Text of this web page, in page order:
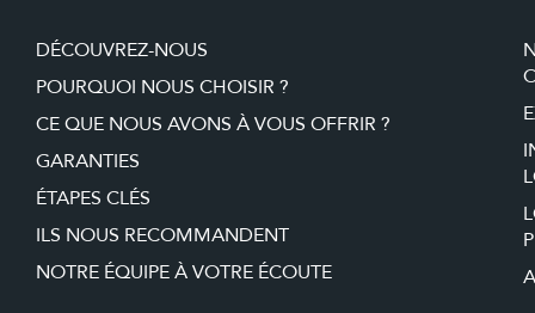
DÉCOUVREZ-NOUS
POURQUOI NOUS CHOISIR ?
CE QUE NOUS AVONS À VOUS OFFRIR ?
GARANTIES
ÉTAPES CLÉS
ILS NOUS RECOMMANDENT
NOTRE ÉQUIPE À VOTRE ÉCOUTE